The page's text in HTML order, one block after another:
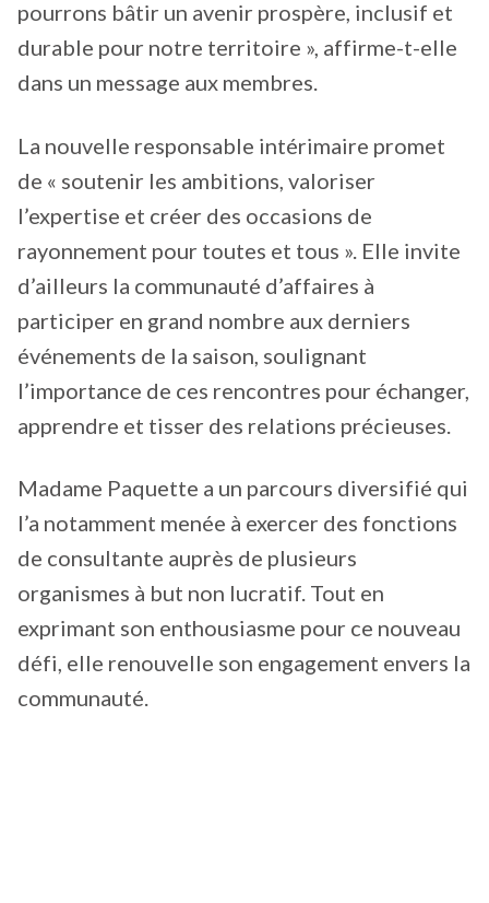
pourrons bâtir un avenir prospère, inclusif et
durable pour notre territoire », affirme-t-elle
dans un message aux membres.
La nouvelle responsable intérimaire promet
de « soutenir les ambitions, valoriser
l’expertise et créer des occasions de
rayonnement pour toutes et tous ». Elle invite
d’ailleurs la communauté d’affaires à
participer en grand nombre aux derniers
événements de la saison, soulignant
l’importance de ces rencontres pour échanger,
apprendre et tisser des relations précieuses.
Madame Paquette a un parcours diversifié qui
l’a notamment menée à exercer des fonctions
de consultante auprès de plusieurs
organismes à but non lucratif. Tout en
exprimant son enthousiasme pour ce nouveau
défi, elle renouvelle son engagement envers la
communauté.